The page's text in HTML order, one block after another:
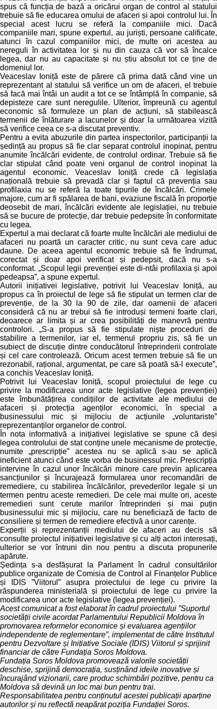
spus că funcția de bază a oricărui organ de control al statului
trebuie să fie educarea omului de afaceri și apoi controlul lui. În
special acest lucru se referă la companiile mici. Dacă
companiile mari, spune expertul, au juriști, persoane calificate,
atunci în cazul companiilor mici, de multe ori acestea au
nereguli în activitatea lor și nu din cauza că vor să încalce
legea, dar nu au capacitate și nu știu absolut tot ce ține de
domeniul lor.
Veaceslav Ioniță este de părere că prima dată când vine un
reprezentant al statului să verifice un om de afaceri, el trebuie
să facă mai întâi un audit a tot ce se întâmplă în companie, să
depisteze care sunt neregulile. Ulterior, împreună cu agentul
economic să formuleze un plan de acțiuni, să stabilească
termenii de înlăturare a lacunelor și doar la următoarea vizită
să verifice ceea ce s-a discutat preventiv.
Pentru a evita abuzurile din partea inspectorilor, participanții la
ședință au propus să fie clar separat controlul inopinat, pentru
anumite încălcări evidente, de controlul ordinar. Trebuie să fie
clar stipulat când poate veni organul de control inopinat la
agentul economic. Veaceslav Ioniță crede că legislația
națională trebuie să prevadă clar și faptul că prevenția sau
profilaxia nu se referă la toate tipurile de încălcări. Crimele
majore, cum ar fi spălarea de bani, evaziune fiscală în proporție
deosebit de mari, încălcări evidente ale legislației, nu trebuie
să se bucure de protecție, dar trebuie pedepsite în conformitate
cu legea.
Expertul a mai declarat că foarte multe încălcări ale mediului de
afaceri nu poartă un caracter critic, nu sunt ceva care aduc
daune. De aceea agentul economic trebuie să fie îndrumat,
corectat și doar apoi verificat și pedepsit, dacă nu s-a
conformat. „Scopul legii prevenției este di-ntâi profilaxia și apoi
pedeapsa”, a spune expertul.
Autorii inițiativei legislative, potrivit lui Veaceslav Ioniță, au
propus ca în proiectul de lege să fie stipulat un termen clar de
prevenție, de la 30 la 90 de zile, dar oamenii de afaceri
consideră că nu ar trebui să fie introduși termeni foarte clari,
deoarece ar limita și ar crea posibilități de manevră pentru
controlori. „S-a propus să fie stipulate niște proceduri de
stabilire a termenilor, iar el, termenul propriu zis, să fie un
subiect de discuție dintre conducătorul întreprinderii controlate
și cel care controlează. Oricum acest termen trebuie să fie un
rezonabil, rațional, argumentat, pe care să poată să-l execute”,
a conchis Veaceslav Ioniță.
Potrivit lui Veaceslav Ioniță, scopul proiectului de lege cu
privire la modificarea unor acte legislative (legea prevenției)
este îmbunătățirea condițiilor de activitate ale mediului de
afaceri și protecția agenților economici, în special a
businessului mic și mijlociu de acțiunile „voluntariste”
reprezentanților organelor de control.
În nota informativă a inițiativei legislative se spune că deși
legea controlului de stat conține unele mecanisme de protecție,
numite „prescripție” acestea nu se aplică s-au se aplică
ineficient atunci când este vorba de businessul mic. Prescripția
intervine în cazul unor încălcări minore care previn aplicarea
sancțiunilor și încurajează formularea unor recomandări de
remediere, cu stabilirea încălcărilor, prevederilor legale și un
termen pentru aceste remedieri. De cele mai multe ori, aceste
remedieri sunt cerute marilor întreprinderi și mai puțin
businessului mic și mijlociu, care nu beneficiază de facto de
consiliere și termen de remediere efectivă a unor carențe.
Experții și reprezentanții mediului de afaceri au decis să
consulte proiectul inițiativei legislative și cu alți actori interesați,
ulterior se vor întruni din nou pentru a discuta propunerile
apărute.
Ședința s-a desfășurat la Parlament în cadrul consultărilor
publice organizate de Comisia de Control al Finanțelor Publice
și IDIS ”Viitorul” asupra proiectului de lege cu privire la
răspunderea ministerială și proiectului de lege cu privire la
modificarea unor acte legislative (legea prevenției).
Acest comunicat a fost elaborat în cadrul proiectului ”Suportul
societății civile acordat Parlamentului Republicii Moldova în
promovarea reformelor economice și evaluarea agențiilor
independente de reglementare”, implementat de către Institutul
pentru Dezvoltare și Inițiative Sociale (IDIS) Viitorul și sprijinit
financiar de către Fundația Soros Moldova.
Fundația Soros Moldova promovează valorile societății
deschise, sprijină democrația, susținând ideile inovative și
încurajând vizionarii, care produc schimbări pozitive, pentru ca
Moldova să devină un loc mai bun pentru trai.
Responsabilitatea pentru conținutul acestei publicații aparține
autorilor și nu reflectă neapărat poziția Fundației Soros.